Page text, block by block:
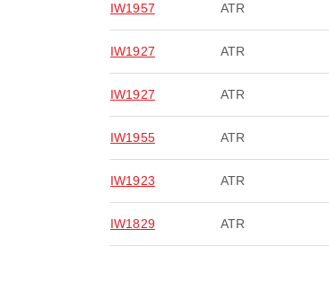
IW1957 ATR
IW1927 ATR
IW1927 ATR
IW1955 ATR
IW1923 ATR
IW1829 ATR